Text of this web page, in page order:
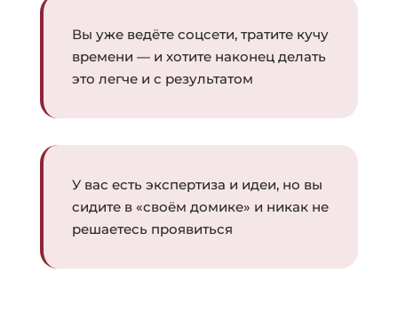
Вы уже ведёте соцсети, тратите кучу
времени — и хотите наконец делать
это легче и с результатом
У вас есть экспертиза и идеи, но вы
сидите в «своём домике» и никак не
решаетесь проявиться